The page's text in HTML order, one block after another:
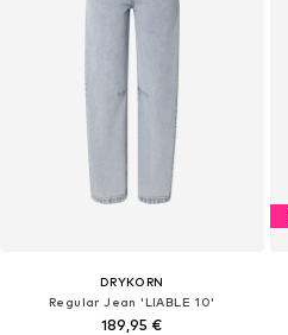
DRYKORN
Regular Jean 'LIABLE 10'
189,95 €